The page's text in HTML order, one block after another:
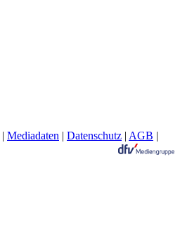
| Mediadaten | Datenschutz | AGB |